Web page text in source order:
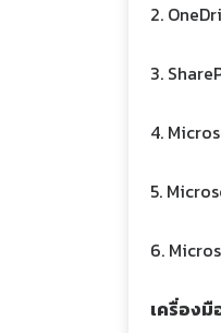
2.
3.
4.
5.
6.
เครื่องมื